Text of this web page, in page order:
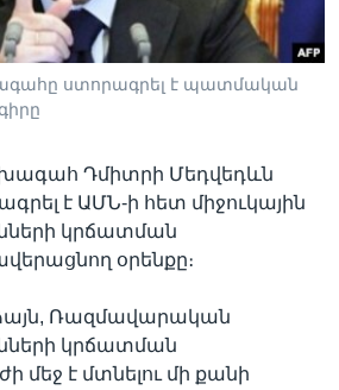
ստորագրել է պատմական
Դմիտրի Մեդվեդևն
է ԱՄՆ-ի հետ միջուկային
կրճատման
օրենքը։
Ռազմավարական
կրճատման
մեջ է մտնելու մի քանի